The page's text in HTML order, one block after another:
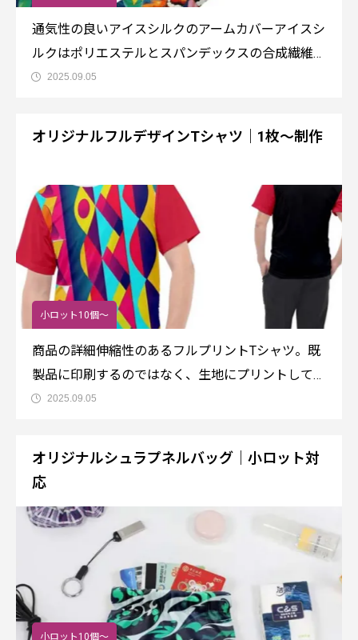
通気性の良いアイスシルクのアームカバーアイスシ
ルクはポリエステルとスパンデックスの合成繊維
で、伸縮性があり通気性に優れています。サイクリ
2025.09.05
オリジナルフルデザインTシャツ｜1枚～制作
小ロット10個～
商品の詳細伸縮性のあるフルプリントTシャツ。既
製品に印刷するのではなく、生地にプリントして縫
製しますので袖も裾もフルデザイン可能。デジタル
2025.09.05
オリジナルシュラプネルバッグ｜小ロット対
応
小ロット10個～